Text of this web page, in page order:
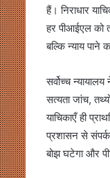
हैं। निराधार
हर पीआईएल को
बल्कि न्याय पाने
सर्वोच्च
सत्यता जांच,
याचिकाएँ ही
प्रशासन से संपर्क
बोझ घटेगा और